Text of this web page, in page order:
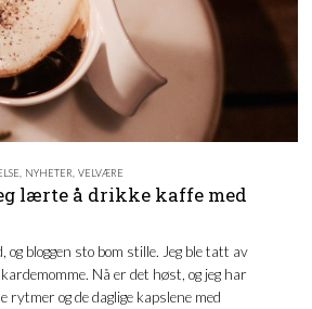
NYHETER VELVÆRE
lærte å drikke kaffe med
og bloggen sto bom stille. Jeg ble tatt av
Nå er det høst, og jeg har
og de daglige kapslene med